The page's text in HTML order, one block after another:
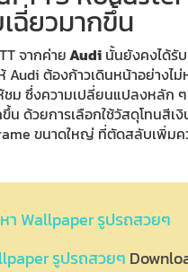
ฉี่ยวมากขึ้น
จากค่ายAudi นั้นยังคงได้รั
ห้ Audi ต้องก้าวเดินหน้าอย่าง
ม ซึ่งความเปลี่ยนแปลงหลัก
น ด้วยการเลือกใช้วัสดุโทนสีเ
ขนาดใหญ่ ที่ตัดสลับเพิ่มค
Wallpaper รูปรถสวยๆ
รูปรถสวยๆ